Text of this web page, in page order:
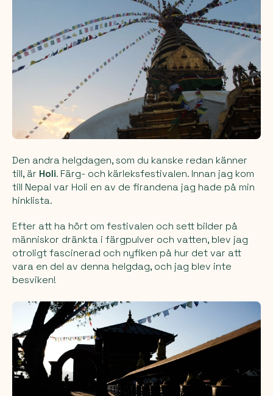
Den andra helgdagen, som du kanske redan känner
till, är Holi. Färg- och kärleksfestivalen. Innan jag kom
till Nepal var Holi en av de firandena jag hade på min
hinklista.
Efter att ha hört om festivalen och sett bilder på
människor dränkta i färgpulver och vatten, blev jag
otroligt fascinerad och nyfiken på hur det var att
vara en del av denna helgdag, och jag blev inte
besviken!